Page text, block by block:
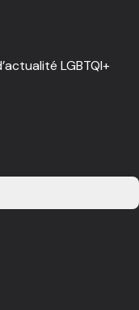
LGBTQI+